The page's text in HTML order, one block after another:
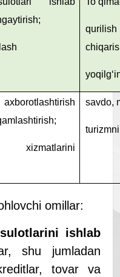
savdo,
omillar:
ishlab
shu jumladan
tovar va